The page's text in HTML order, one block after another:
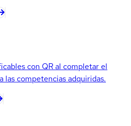
con QR al completar el
las competencias adquiridas.